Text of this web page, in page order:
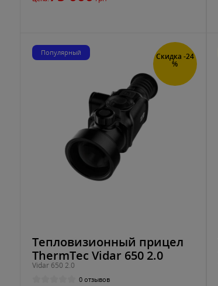
Скидка -24
%
Популярный
Тепловизионный прицел
ThermTec Vidar 650 2.0
Vidar 650 2.0
0 отзывов